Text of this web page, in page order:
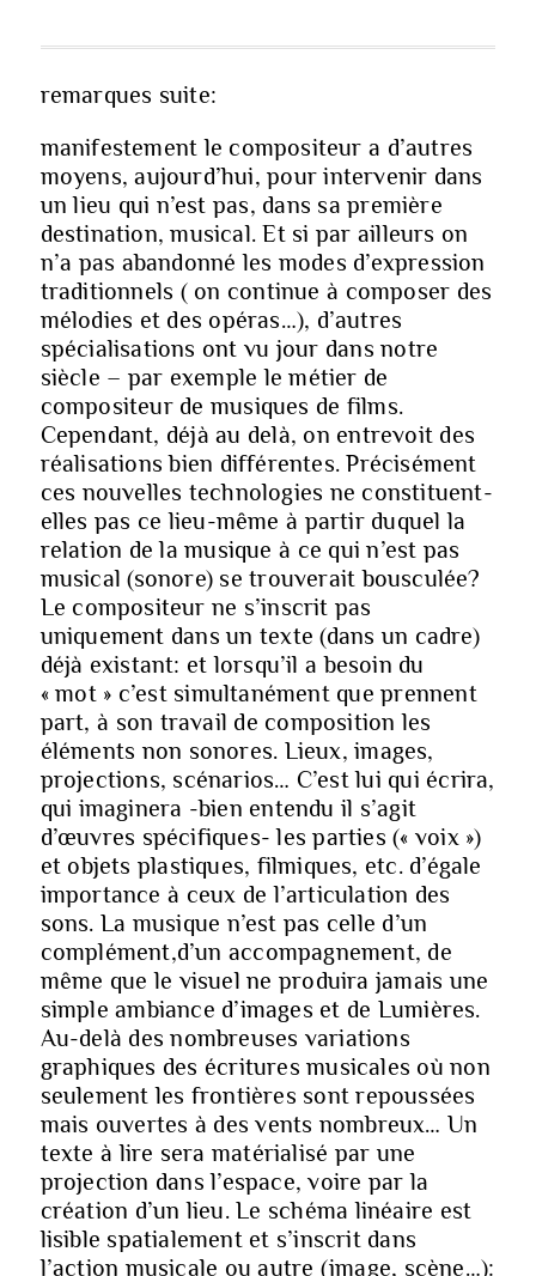
remarques suite:
manifestement le compositeur a d’autres
moyens, aujourd’hui, pour intervenir dans
un lieu qui n’est pas, dans sa première
destination, musical. Et si par ailleurs on
n’a pas abandonné les modes d’expression
traditionnels ( on continue à composer des
mélodies et des opéras…), d’autres
spécialisations ont vu jour dans notre
siècle – par exemple le métier de
compositeur de musiques de films.
Cependant, déjà au delà, on entrevoit des
réalisations bien différentes. Précisément
ces nouvelles technologies ne constituent-
elles pas ce lieu-même à partir duquel la
relation de la musique à ce qui n’est pas
musical (sonore) se trouverait bousculée?
Le compositeur ne s’inscrit pas
uniquement dans un texte (dans un cadre)
déjà existant: et lorsqu’il a besoin du
« mot » c’est simultanément que prennent
part, à son travail de composition les
éléments non sonores. Lieux, images,
projections, scénarios… C’est lui qui écrira,
qui imaginera -bien entendu il s’agit
d’œuvres spécifiques- les parties (« voix »)
et objets plastiques, filmiques, etc. d’égale
importance à ceux de l’articulation des
sons. La musique n’est pas celle d’un
complément,d’un accompagnement, de
même que le visuel ne produira jamais une
simple ambiance d’images et de Lumières.
Au-delà des nombreuses variations
graphiques des écritures musicales où non
seulement les frontières sont repoussées
mais ouvertes à des vents nombreux… Un
texte à lire sera matérialisé par une
projection dans l’espace, voire par la
création d’un lieu. Le schéma linéaire est
lisible spatialement et s’inscrit dans
l’action musicale ou autre (image, scène…):